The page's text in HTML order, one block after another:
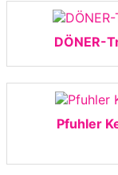
DÖNER-
Pfuhler